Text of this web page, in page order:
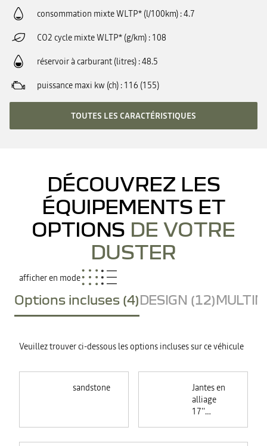
consommation mixte WLTP* (l/100km) 4.7
CO2 cycle mixte WLTP* (g/km) 108
réservoir à carburant (litres) 48.5
puissance maxi kw (ch) 116 (155)
TOUTES LES CARACTÉRISTIQUES
DÉCOUVREZ LES
ÉQUIPEMENTS ET
OPTIONS DE VOTRE
DUSTER
afficher en mode
Options incluses (4)DESIGN (12)
Veuillez trouver ci-dessous les options incluses sur ce véhicule
sandstone
Jantes en
alliage
17''